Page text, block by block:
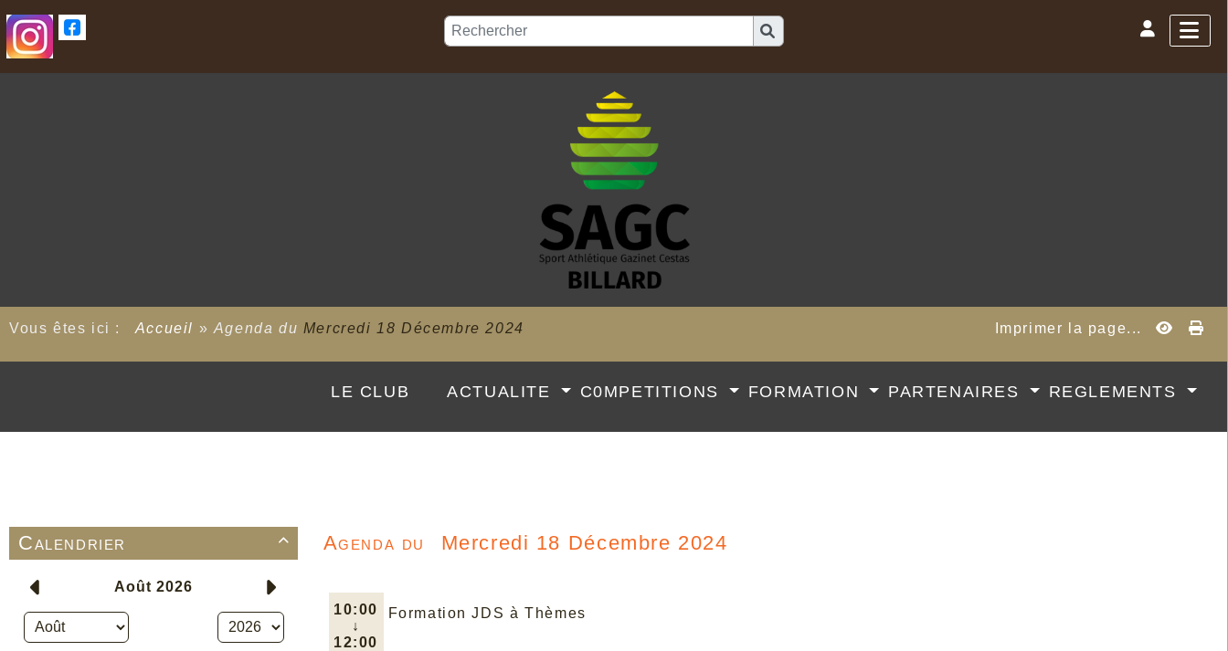
Vous êtes ici : Accueil » Agenda du Mercredi 18 Décembre 2024 Imprimer la page...
LE CLUB ACTUALITE C0MPETITIONS FORMATION PARTENAIRES REGLEMENTS

Calendrier Agenda du Mercredi 18 Décembre 2024
10:00
↓
12:00
Formation JDS à Thèmes